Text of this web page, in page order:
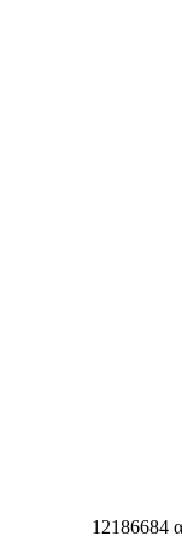
12186684